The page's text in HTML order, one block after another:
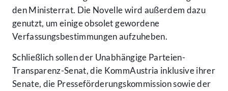
den Ministerrat. Die Novelle wird außerdem dazu
genutzt, um einige obsolet gewordene
Verfassungsbestimmungen aufzuheben.
Schließlich sollen der Unabhängige Parteien-
Transparenz-Senat, die KommAustria inklusive ihrer
Senate, die Presseförderungskommission sowie der